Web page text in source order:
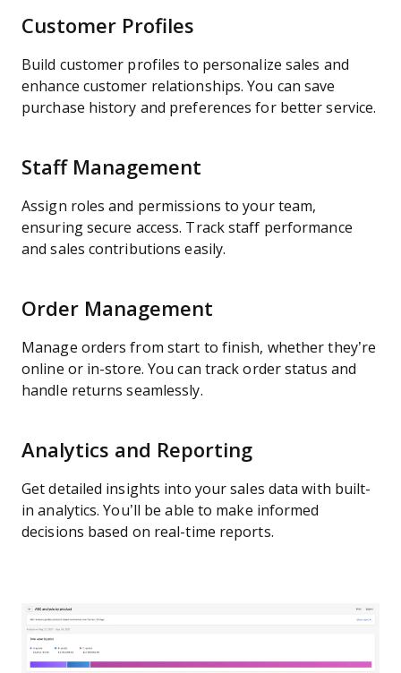
Customer Profiles
Build customer profiles to personalize sales and
enhance customer relationships. You can save
purchase history and preferences for better service.
Staff Management
Assign roles and permissions to your team,
ensuring secure access. Track staff performance
and sales contributions easily.
Order Management
Manage orders from start to finish, whether they’re
online or in-store. You can track order status and
handle returns seamlessly.
Analytics and Reporting
Get detailed insights into your sales data with built-
in analytics. You’ll be able to make informed
decisions based on real-time reports.